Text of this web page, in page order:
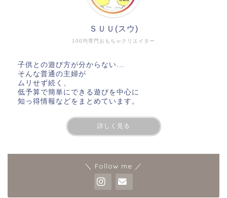
100均専門おもちゃクリエイター
ＳＵＵ(スウ)
子供との遊び方が分からない...
そんな普通の主婦が
ムリせず続く、
低予算で簡単にできる遊びを中心に
知っ得情報などをまとめています。
詳しく見る
＼ Follow me ／